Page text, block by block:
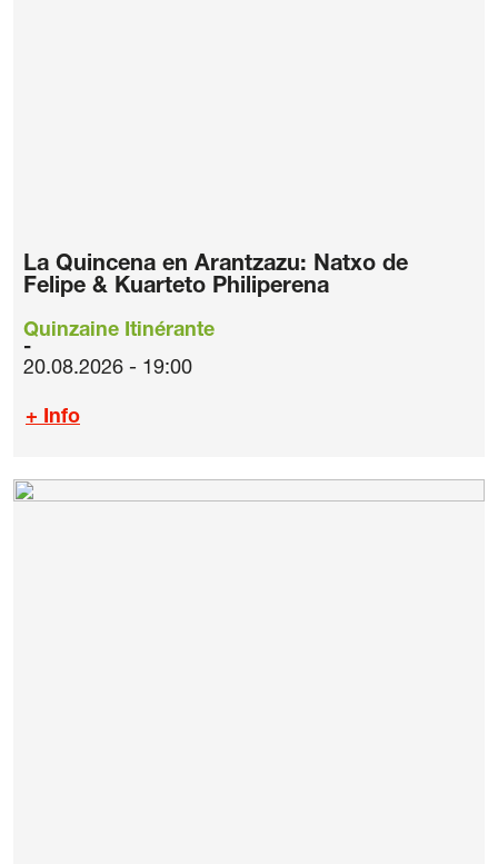
La Quincena en Arantzazu: Natxo de
Felipe & Kuarteto Philiperena
Quinzaine Itinérante
20.08.2026 - 19:00
+ Info